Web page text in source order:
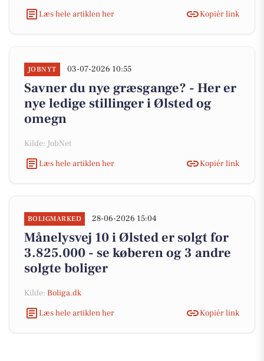
Læs hele artiklen her
Kopiér link
JOBNYT 03-07-2026 10:55
Savner du nye græsgange? - Her er
nye ledige stillinger i Ølsted og
omegn
Kilde: JobNet
Læs hele artiklen her
Kopiér link
BOLIGMARKED 28-06-2026 15:04
Månelysvej 10 i Ølsted er solgt for
3.825.000 - se køberen og 3 andre
solgte boliger
Kilde: Boliga.dk
Læs hele artiklen her
Kopiér link